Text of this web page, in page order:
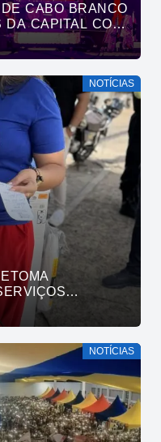
CABO BRANCO
DA CAPITAL COM
E FÁBIO JR
NOTÍCIAS
OITIZEIRO
NOTÍCIAS